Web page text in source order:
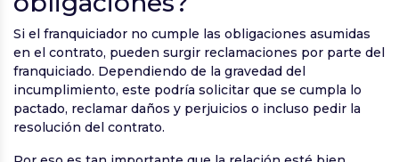
Si el franquiciador no cumple las obligaciones asumidas
en el contrato, pueden surgir reclamaciones por parte del
franquiciado. Dependiendo de la gravedad del
incumplimiento, este podría solicitar que se cumpla lo
pactado, reclamar daños y perjuicios o incluso pedir la
resolución del contrato.